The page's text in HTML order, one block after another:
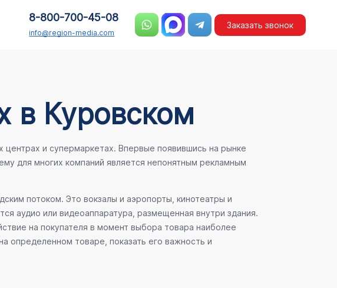
8-800-700-45-08
info@region-media.com
Заказать звонок
в Куровском
и супермаркетах. Впервые появившись на рынке
для многих компаний является непонятным рекламным
потоком. Это вокзалы и аэропорты, кинотеатры и
аудио или видеоаппаратура, размещенная внутри здания.
на покупателя в момент выбора товара наиболее
определенном товаре, показать его важность и